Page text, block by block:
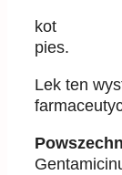
kot
pies.
Lek ten